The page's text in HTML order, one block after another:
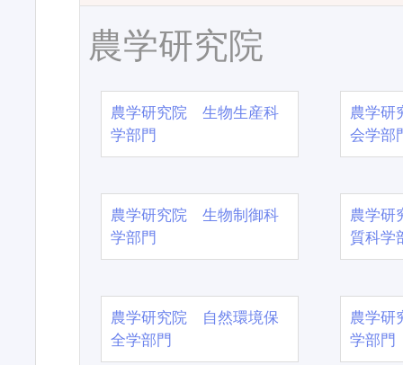
農学研究院
農学研究院 生物生産科
学部門
農学
会学部
農学研究院 生物制御科
学部門
農学
質科学
農学研究院 自然環境保
全学部門
農学
学部門